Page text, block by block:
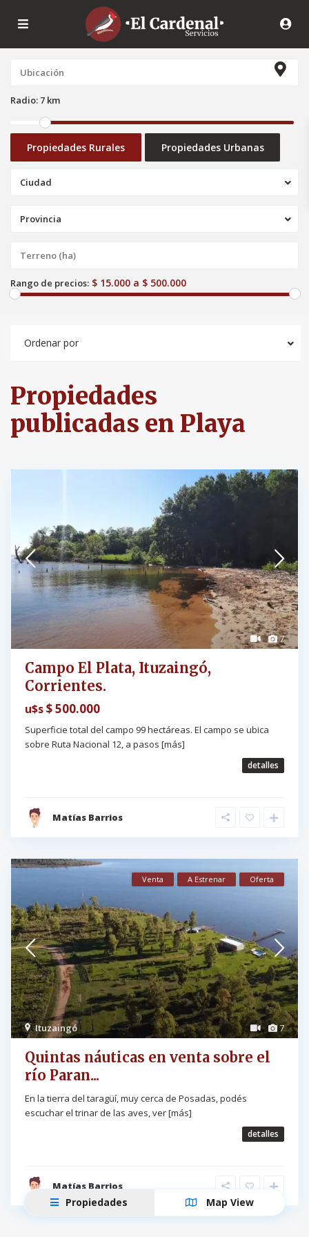
Radio: 7 km
Propiedades Rurales Propiedades Urbanas
Ciudad
Provincia
Rango de precios: $ 15.000 a $ 500.000
Ordenar por
Propiedades
publicadas en Playa
7
Campo El Plata, Ituzaingó,
Corrientes.
u$s$ 500.000
Superficie total del campo 99 hectáreas. El campo se ubica
sobre Ruta Nacional 12, a pasos [más]
detalles
Matías Barrios
7
Ituzaingó
Venta A Estrenar Oferta
Quintas náuticas en venta sobre el
río Paran...
En la tierra del taragüí, muy cerca de Posadas, podés
escuchar el trinar de las aves, ver[más]
detalles
Matías Barrios
Propiedades Map View